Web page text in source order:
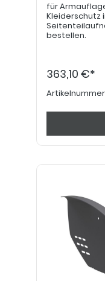
für
Kleiderschutz
bestellen.
363,10 €*